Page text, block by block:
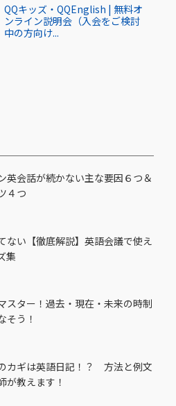
QQキッズ・QQEnglish | 無料オ
ンライン説明会（入会をご検討
中の方向け...
英会話が続かない主な要因６つ＆
４つ
ない【徹底解説】英語会議で使え
集
スター！過去・現在・未来の時制
そう！
カギは英語日記！？ 方法と例文
が教えます！